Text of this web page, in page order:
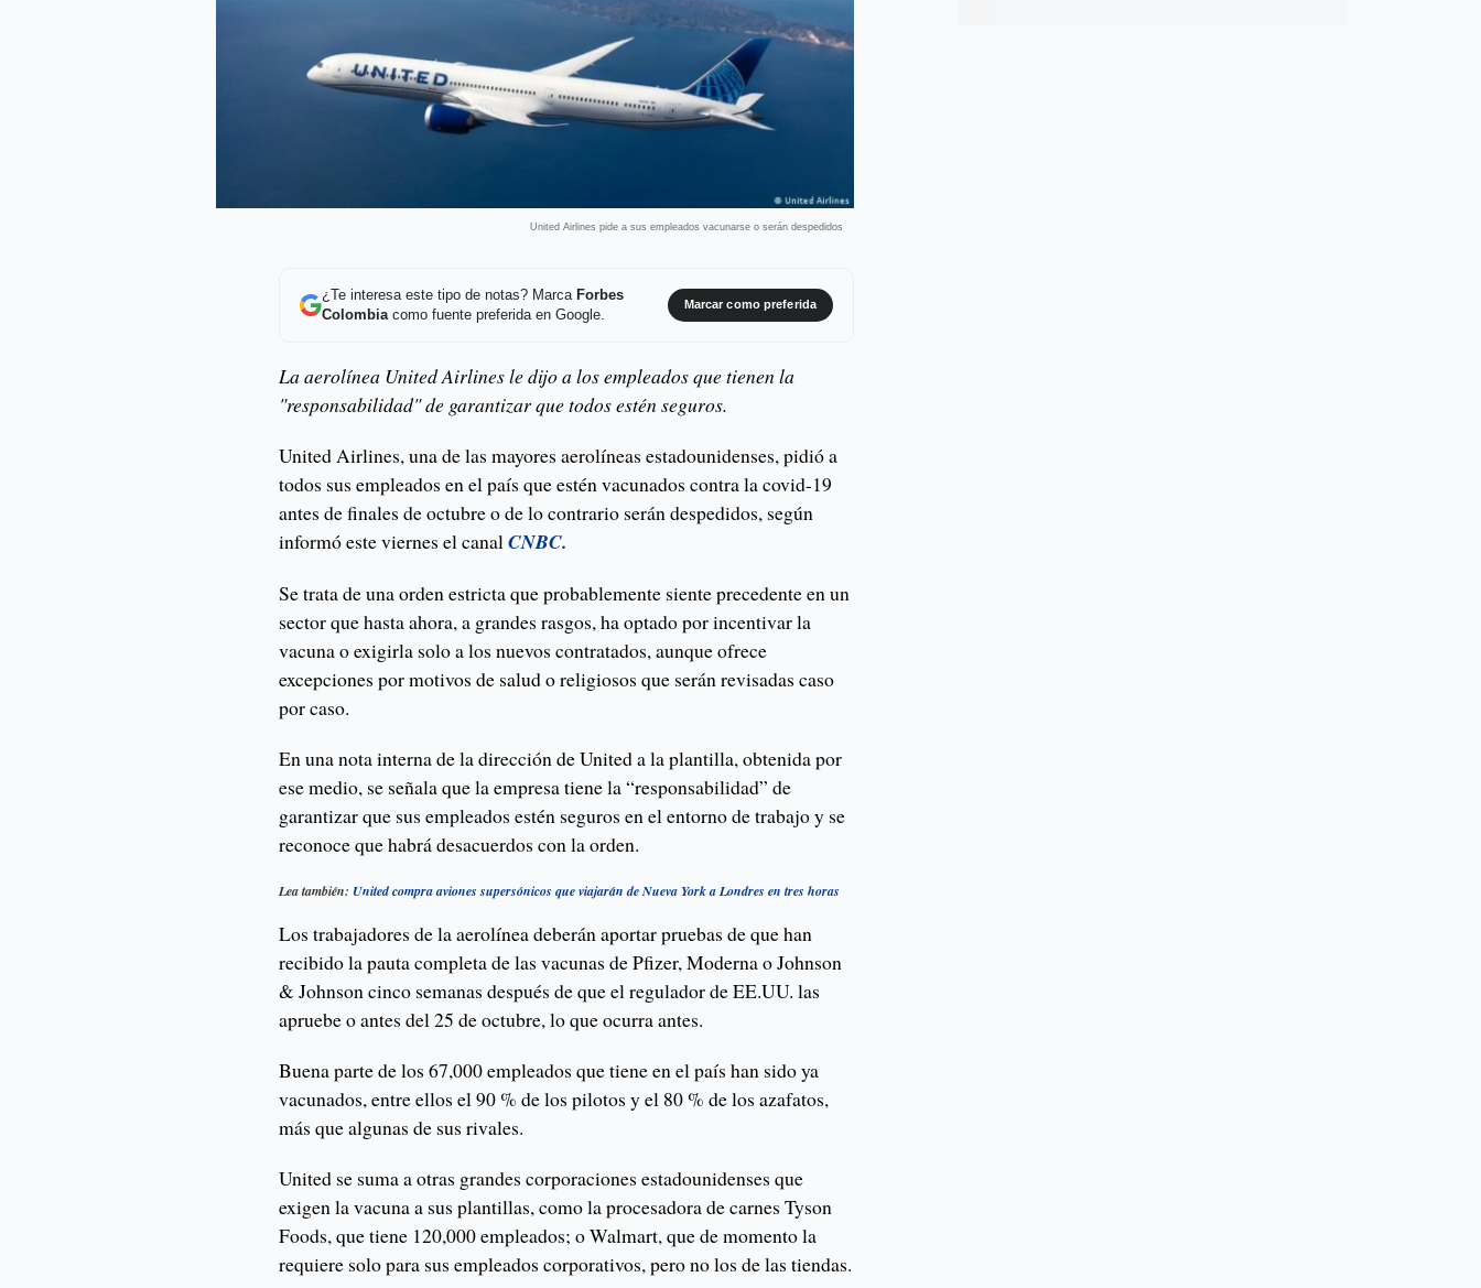
United Airlines pide a sus empleados vacunarse o serán despedidos
¿Te interesa este tipo de notas? Marca Forbes
Colombiacomo fuente preferida en Google.
Marcar como preferida
La aerolínea United Airlines le dijo a los empleados que tienen la
"responsabilidad" de garantizar que todos estén seguros.
United Airlines, una de las mayores aerolíneas estadounidenses, pidió a
todos sus empleados en el país que estén vacunados contra la covid-19
antes de finales de octubre o de lo contrario serán despedidos, según
informó este viernes el canalCNBC.
Se trata de una orden estricta que probablemente siente precedente en un
sector que hasta ahora, a grandes rasgos, ha optado por incentivar la
vacuna o exigirla solo a los nuevos contratados, aunque ofrece
excepciones por motivos de salud o religiosos que serán revisadas caso
por caso.
En una nota interna de la dirección de United a la plantilla, obtenida por
ese medio, se señala que la empresa tiene la “responsabilidad” de
garantizar que sus empleados estén seguros en el entorno de trabajo y se
reconoce que habrá desacuerdos con la orden.
Lea también:United compra aviones supersónicos que viajarán de Nueva York a Londres en tres horas
Los trabajadores de la aerolínea deberán aportar pruebas de que han
recibido la pauta completa de las vacunas de Pfizer, Moderna o Johnson
& Johnson cinco semanas después de que el regulador de EE.UU. las
apruebe o antes del 25 de octubre, lo que ocurra antes.
Buena parte de los 67,000 empleados que tiene en el país han sido ya
vacunados, entre ellos el 90 % de los pilotos y el 80 % de los azafatos,
más que algunas de sus rivales.
United se suma a otras grandes corporaciones estadounidenses que
exigen la vacuna a sus plantillas, como la procesadora de carnes Tyson
Foods, que tiene 120,000 empleados; o Walmart, que de momento la
requiere solo para sus empleados corporativos, pero no los de las tiendas.